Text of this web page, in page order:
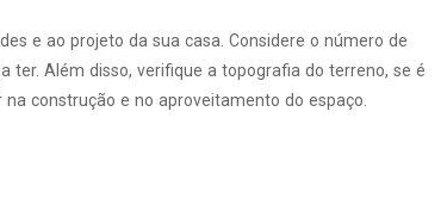
e ao projeto da sua casa. Considere o número de
ter. Além disso, verifique a topografia do terreno, se é
construção e no aproveitamento do espaço.